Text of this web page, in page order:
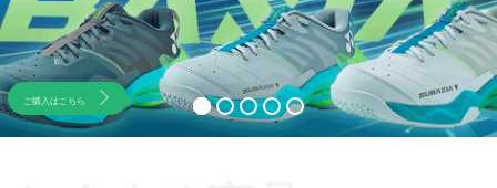
ご購入はこちら